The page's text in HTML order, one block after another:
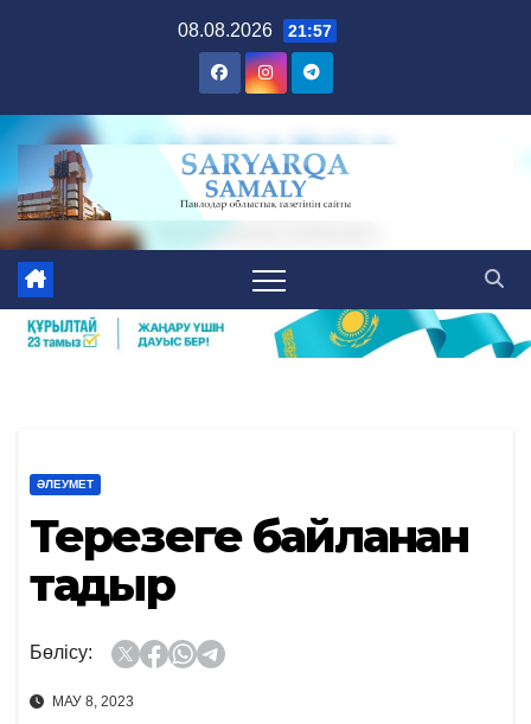
08.08.2026 21:57
ӘЛЕУМЕТ
Терезеге байланған
тағдыр
Бөлісу:
МАУ 8, 2023